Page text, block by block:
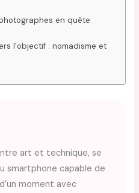
en quête
l’objectif : nomadisme et
art et technique, se
smartphone capable de
moment avec